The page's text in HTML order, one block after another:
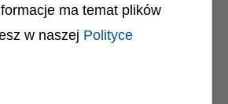
ma temat plików
w naszej Polityce